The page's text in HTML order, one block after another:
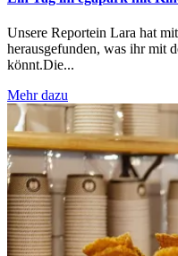
Unsere Reportein Lara hat
herausgefunden, was ihr mit
könnt.Die...
Mehr dazu